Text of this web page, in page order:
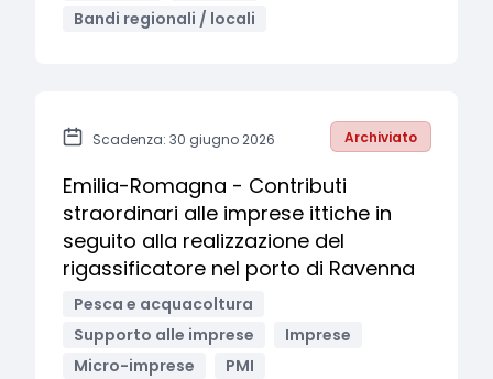
Bandi regionali / locali
Scadenza: 30 giugno 2026 Archiviato
Emilia-Romagna - Contributi
straordinari alle imprese ittiche in
seguito alla realizzazione del
rigassificatore nel porto di Ravenna
Pesca e acquacoltura
Supporto alle imprese
Imprese
Micro-imprese
PMI